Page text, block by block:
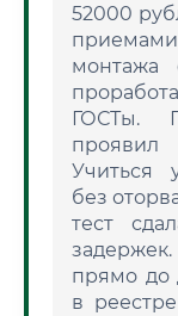
52000
монтажа
ГОСТы.
проявил
Учиться
без
тест
прямо до
в